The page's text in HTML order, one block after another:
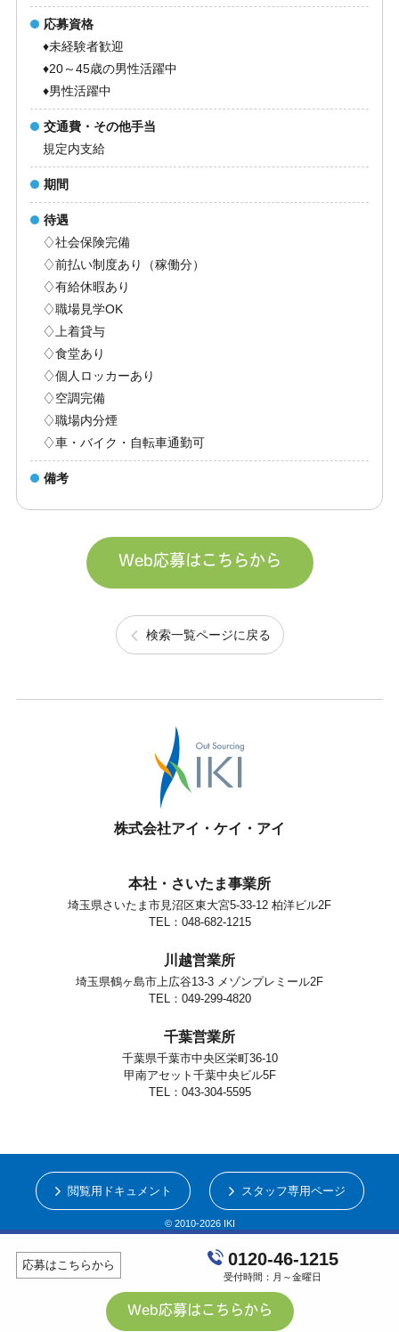
応募資格
♦未経験者歓迎
♦20～45歳の男性活躍中
♦男性活躍中
交通費・その他手当
規定内支給
期間
待遇
♢社会保険完備
♢前払い制度あり（稼働分）
♢有給休暇あり
♢職場見学OK
♢上着貸与
♢食堂あり
♢個人ロッカーあり
♢空調完備
♢職場内分煙
♢車・バイク・自転車通勤可
備考
Web応募はこちらから
検索一覧ページに戻る
株式会社アイ・ケイ・アイ
本社・さいたま事業所
埼玉県さいたま市見沼区東大宮5-33-12 柏洋ビル2F
TEL：048-682-1215
川越営業所
埼玉県鶴ヶ島市上広谷13-3 メゾンプレミール2F
TEL：049-299-4820
千葉営業所
千葉県千葉市中央区栄町36-10
甲南アセット千葉中央ビル5F
TEL：043-304-5595
© 2010-2026 IKI
閲覧用ドキュメント スタッフ専用ページ
応募はこちらから 0120-46-1215
受付時間：月～金曜日
Web応募はこちらから